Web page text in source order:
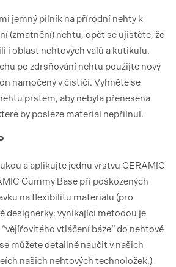
jemný pilník na přírodní nehty k
(zmatnění) nehtu, opět se ujistěte, že
i oblast nehtových valů a kutikulu.
po zdrsňování nehtu použijte nový
namočený v čističi. Vyhněte se
prstem, aby nebyla přenesena
by posléze materiál nepřilnul.
a aplikujte jednu vrstvu CERAMIC
Gummy Base při poškozených
na flexibilitu materiálu (pro
designérky: vynikající metodou je
vtláčení báze“ do nehtové
můžete detailně naučit v našich
našich nehtových technoložek.)